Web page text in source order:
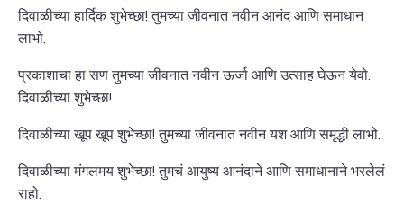
दिवाळीच्या हार्दिक शुभेच्छा! तुमच्या जीवनात नवीन आनंद आणि समाधान
लाभो.
प्रकाशाचा हा सण तुमच्या जीवनात नवीन ऊर्जा आणि उत्साह घेऊन येवो.
दिवाळीच्या शुभेच्छा!
दिवाळीच्या खूप खूप शुभेच्छा! तुमच्या जीवनात नवीन यश आणि समृद्धी लाभो.
दिवाळीच्या मंगलमय शुभेच्छा! तुमचं आयुष्य आनंदाने आणि समाधानाने भरलेलं
राहो.